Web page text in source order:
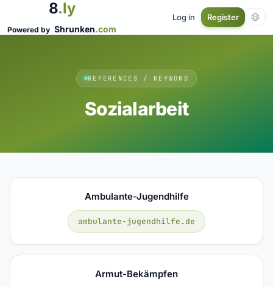
8.ly
Powered by Shrunken.com
Log in Register
REFERENCES / KEYWORD
Sozialarbeit
Ambulante-Jugendhilfe
ambulante-jugendhilfe.de
Armut-Bekämpfen